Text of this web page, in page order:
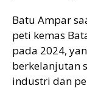
Batu Ampar
peti kemas
pada 2024,
berkelanjutan
industri dan